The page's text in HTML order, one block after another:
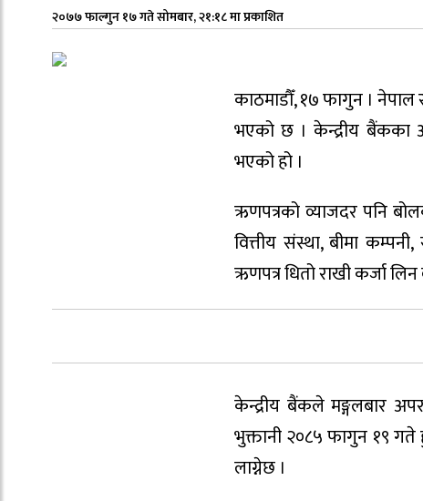
२०७७ फाल्गुन १७ गते सोमबार, २१:१८ मा प्रकाशित
काठमाडौँ, १७ फागुन । नेपाल
भएको छ । केन्द्रीय बैंकका
भएको हो ।
ऋणपत्रको व्याजदर पनि
वित्तीय संस्था, बीमा
ऋणपत्र धितो राखी कर्जा
केन्द्रीय बैंकले मङ्गलबार
भुक्तानी २०८५ फागुन १९ गते
लाग्नेछ ।